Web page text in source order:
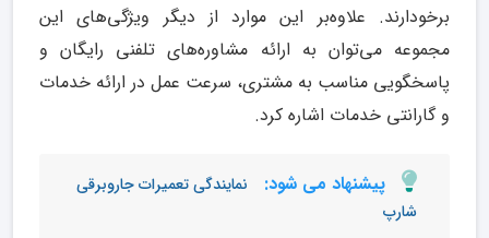
برخودارند. علاوه‌بر این موارد از دیگر ویژگی‌های این
مجموعه می‌توان به ارائه مشاوره‌های تلفنی رایگان و
پاسخگویی مناسب به مشتری، سرعت عمل در ارائه خدمات
و گارانتی خدمات اشاره کرد.
پیشنهاد می شود:
نمایندگی تعمیرات جاروبرقی
شارپ